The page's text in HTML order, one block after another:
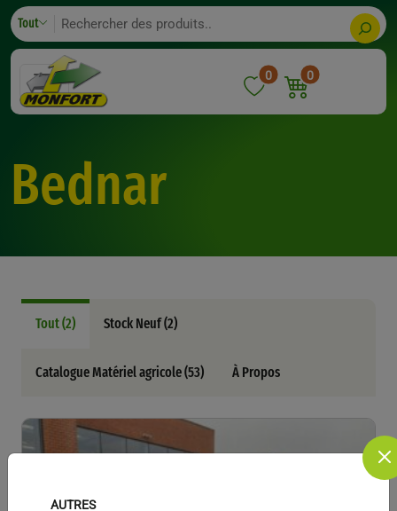
Skip
to
content
Search
Tout
0 0
Bednar
Tout (2) Stock Neuf (2)
Catalogue Matériel agricole (53) À Propos
AUTRES